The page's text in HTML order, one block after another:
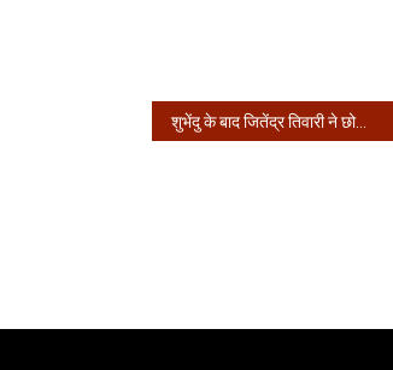
शुभेंदु के बाद जितेंद्र तिवारी ने छोड़ी तृणमूल कांग्रेस